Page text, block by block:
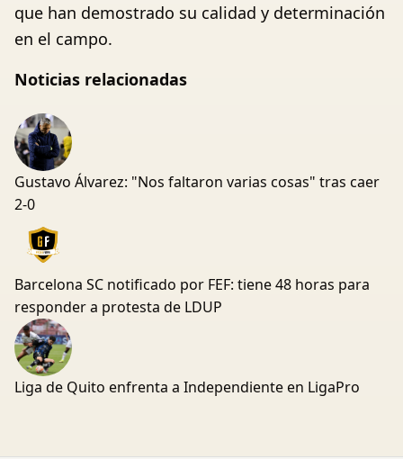
que han demostrado su calidad y determinación
en el campo.
Noticias relacionadas
Gustavo Álvarez: "Nos faltaron varias cosas" tras caer
2-0
Barcelona SC notificado por FEF: tiene 48 horas para
responder a protesta de LDUP
Liga de Quito enfrenta a Independiente en LigaPro